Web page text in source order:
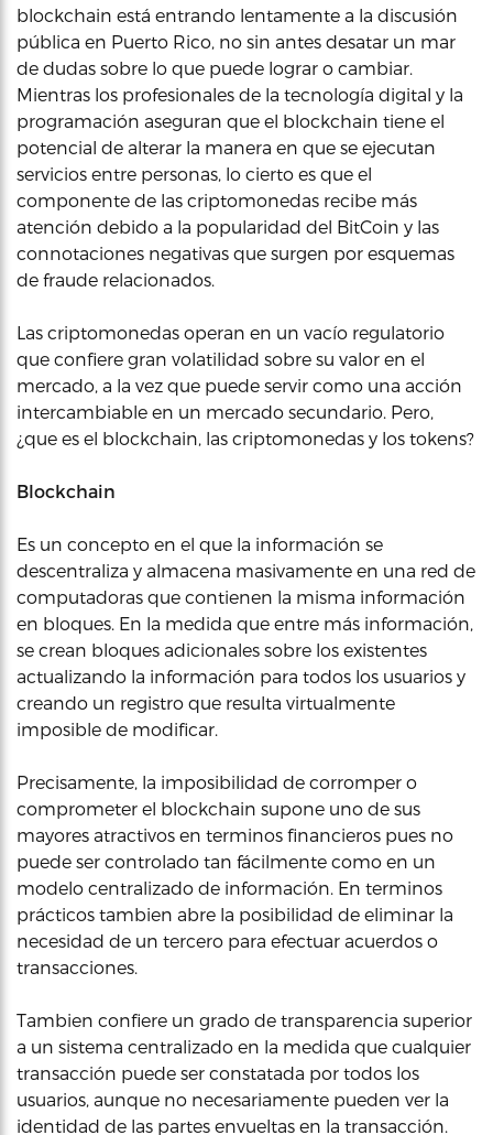
blockchain está entrando lentamente a la discusión
pública en Puerto Rico, no sin antes desatar un mar
de dudas sobre lo que puede lograr o cambiar.
Mientras los profesionales de la tecnología digital y la
programación aseguran que el blockchain tiene el
potencial de alterar la manera en que se ejecutan
servicios entre personas, lo cierto es que el
componente de las criptomonedas recibe más
atención debido a la popularidad del BitCoin y las
connotaciones negativas que surgen por esquemas
de fraude relacionados.
Las criptomonedas operan en un vacío regulatorio
que confiere gran volatilidad sobre su valor en el
mercado, a la vez que puede servir como una acción
intercambiable en un mercado secundario. Pero,
¿que es el blockchain, las criptomonedas y los tokens?
Blockchain
Es un concepto en el que la información se
descentraliza y almacena masivamente en una red de
computadoras que contienen la misma información
en bloques. En la medida que entre más información,
se crean bloques adicionales sobre los existentes
actualizando la información para todos los usuarios y
creando un registro que resulta virtualmente
imposible de modificar.
Precisamente, la imposibilidad de corromper o
comprometer el blockchain supone uno de sus
mayores atractivos en terminos financieros pues no
puede ser controlado tan fácilmente como en un
modelo centralizado de información. En terminos
prácticos tambien abre la posibilidad de eliminar la
necesidad de un tercero para efectuar acuerdos o
transacciones.
Tambien confiere un grado de transparencia superior
a un sistema centralizado en la medida que cualquier
transacción puede ser constatada por todos los
usuarios, aunque no necesariamente pueden ver la
identidad de las partes envueltas en la transacción.